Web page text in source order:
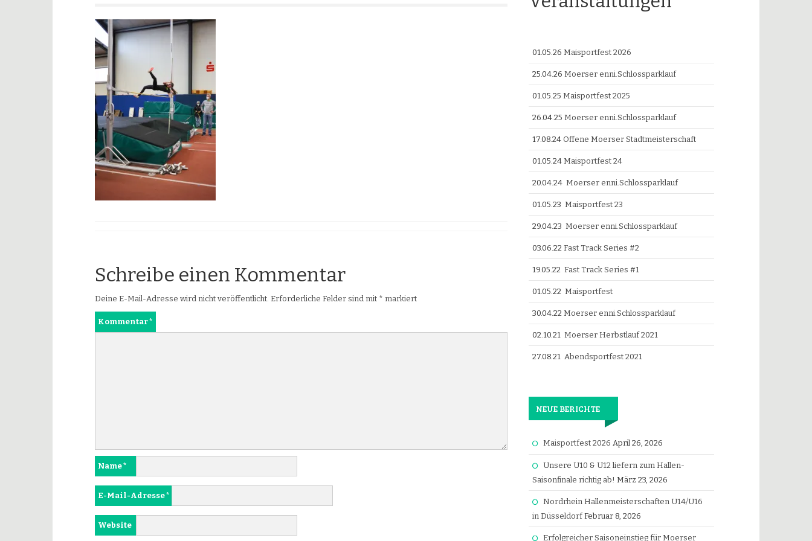
Schreibe einen Kommentar
Deine E-Mail-Adresse wird nicht veröffentlicht. Erforderliche Felder sind mit * markiert
Kommentar*
Name*
E-Mail-Adresse*
Website
01.05.26Maisportfest 2026
25.04.26Moerser enni.Schlossparklauf
01.05.25Maisportfest 2025
26.04.25Moerser enni.Schlossparklauf
17.08.24 Offene Moerser Stadtmeisterschaft
01.05.24Maisportfest 24
20.04.24Moerser enni.Schlossparklauf
01.05.23Maisportfest 23
29.04.23Moerser enni.Schlossparklauf
03.06.22Fast Track Series #2
19.05.22Fast Track Series #1
01.05.22Maisportfest
30.04.22Moerser enni.Schlossparklauf
02.10.21Moerser Herbstlauf 2021
27.08.21 Abendsportfest 2021
NEUE BERICHTE
Maisportfest 2026 April 26, 2026
Unsere U10 & U12 liefern zum Hallen-
Saisonfinale richtig ab! März 23, 2026
Nordrhein Hallenmeisterschaften U14/U16
in Düsseldorf Februar 8, 2026
Erfolgreicher Saisoneinstieg für Moerser